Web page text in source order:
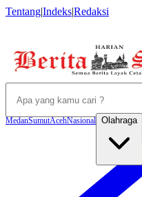
Tentang|Indeks|Redaksi
MedanSumutAcehNasional Olahraga